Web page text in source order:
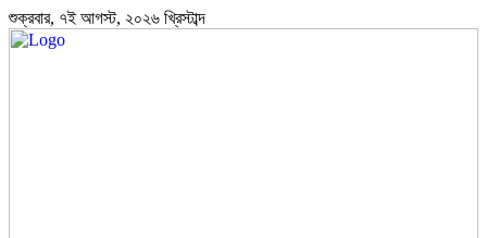
শুক্রবার, ৭ই আগস্ট, ২০২৬ খ্রিস্টাব্দ